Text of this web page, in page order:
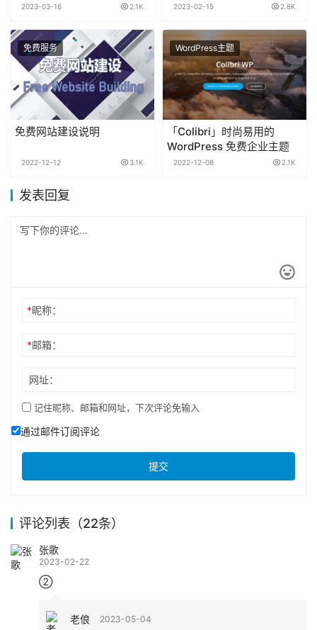
式2023-03-16 2.1K 2023-02-15 2.8K
免费服务
免费网站建设说明
2022-12-12 3.1K
WordPress主题
「Colibri」时尚易用的
WordPress 免费企业主题
2022-12-08 2.1K
发表回复
*昵称：
*邮箱：
网址：
记住昵称、邮箱和网址，下次评论免输入
通过邮件订阅评论
提交
评论列表（22条）
张歌
2023-02-22
②
老俍 2023-05-04